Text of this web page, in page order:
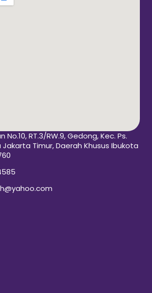
No.10, RT.3/RW.9, Gedong, Kec. Ps.
Jakarta Timur, Daerah Khusus Ibukota